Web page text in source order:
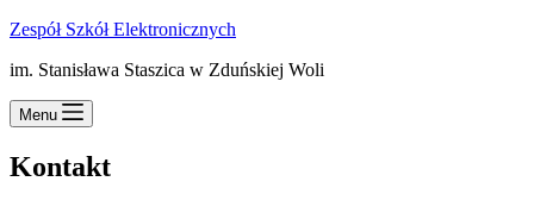
Zespół Szkół Elektronicznych
im. Stanisława Staszica w Zduńskiej Woli
Menu
Kontakt